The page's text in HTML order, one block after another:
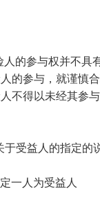
的参与权并不具
的参与，就谨慎
不得以未经其参
益人的指定的说
人为受益人